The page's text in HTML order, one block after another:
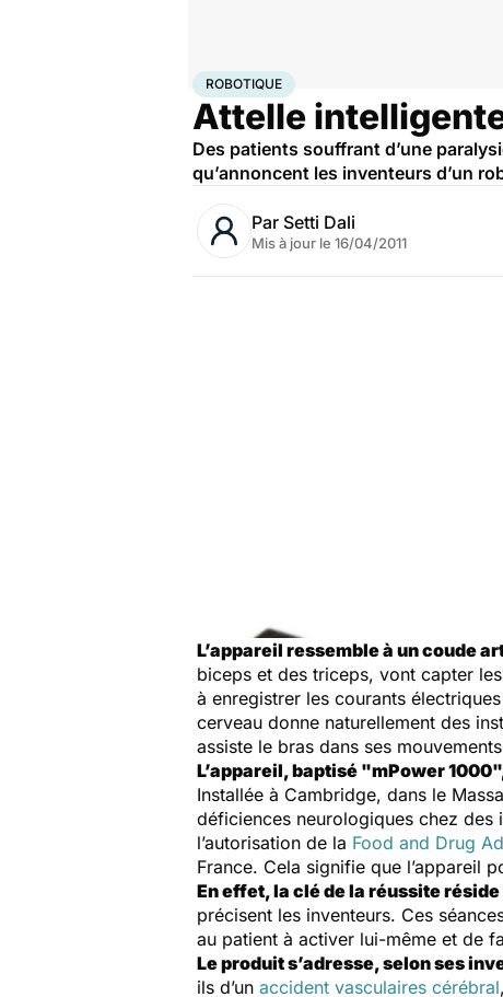
AccueilSantéMaladies
ROBOTIQUE
Attelle
Des patients souffrant d’une
qu’annoncent les inventeurs d’un
Par Setti Dali
Mis à jour le 16/04/2011
L’appareil ressemble à un coude
biceps et des triceps, vont capter
à enregistrer les courants
cerveau donne naturellement des
assiste le bras dans ses
L’appareil, baptisé "mPower
Installée à Cambridge, dans le
déficiences neurologiques chez des
l’autorisation de la Food and Drug
France. Cela signifie que l’appareil
En effet, la clé de la réussite réside
précisent les inventeurs. Ces
au patient à activer lui-même et de
Le produit s’adresse, selon ses
ils d’un accident vasculaires cérébral